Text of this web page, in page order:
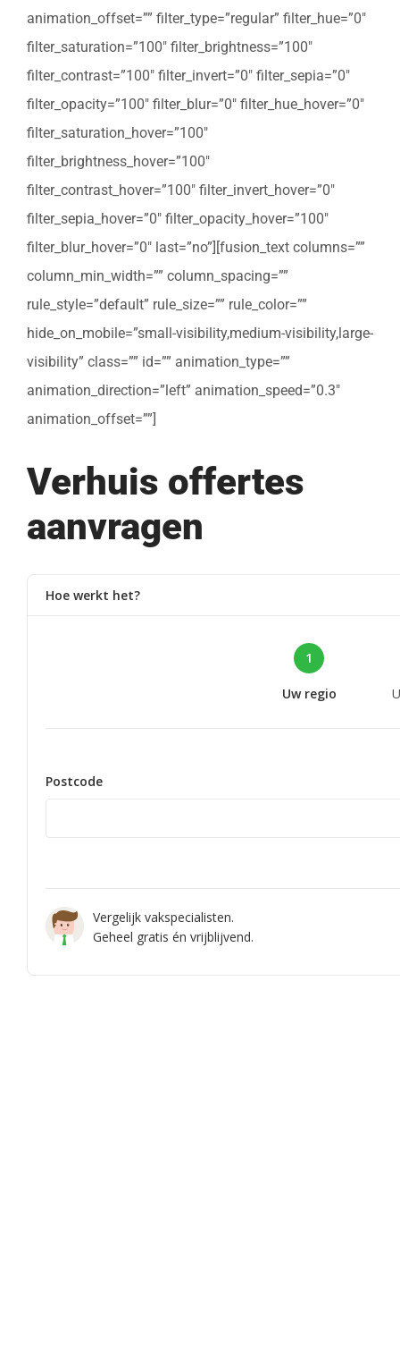
animation_offset=”” filter_type=”regular” filter_hue=”0″
filter_saturation=”100″ filter_brightness=”100″
filter_contrast=”100″ filter_invert=”0″ filter_sepia=”0″
filter_opacity=”100″ filter_blur=”0″ filter_hue_hover=”0″
filter_saturation_hover=”100″
filter_brightness_hover=”100″
filter_contrast_hover=”100″ filter_invert_hover=”0″
filter_sepia_hover=”0″ filter_opacity_hover=”100″
filter_blur_hover=”0″ last=”no”][fusion_text columns=””
column_min_width=”” column_spacing=””
rule_style=”default” rule_size=”” rule_color=””
hide_on_mobile=”small-visibility,medium-visibility,large-
visibility” class=”” id=”” animation_type=””
animation_direction=”left” animation_speed=”0.3″
animation_offset=””]
Verhuis offertes
aanvragen